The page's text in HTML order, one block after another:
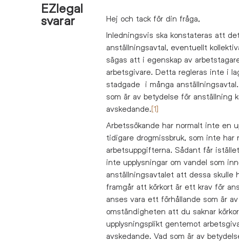
EZlegal
svarar
Hej och tack för din fråga,
Inledningsvis ska konstateras att
anställningsavtal, eventuellt
sägas att i egenskap av
arbetsgivare. Detta regleras inte i
stadgade i många
som är av betydelse för anställning
avskedande.[1]
Arbetssökande har normalt inte en
tidigare drogmissbruk, som inte har
arbetsuppgifterna. Sådant får
inte upplysningar om vandel som
anställningsavtalet att dessa skulle
framgår att körkort är ett krav för
anses vara ett förhållande som är
omständigheten att du saknar
upplysningsplikt gentemot
avskedande. Vad som är av